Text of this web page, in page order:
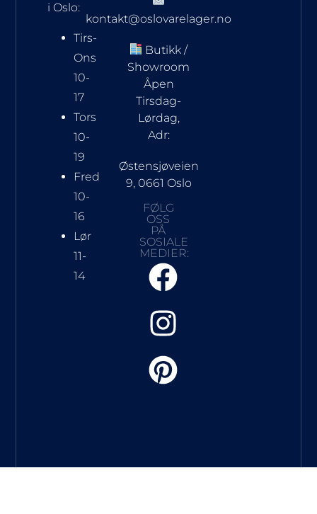
i Oslo:
Tirs-
Ons
10-
17
Tors
10-
19
Fred
10-
16
Lør
11-
14
kontakt@oslovarelager.no
Butikk /
Showroom
Åpen
Tirsdag-
Lørdag,
Adr:
Østensjøveien
9, 0661 Oslo
FØLG
OSS
PÅ
SOSIALE
MEDIER: